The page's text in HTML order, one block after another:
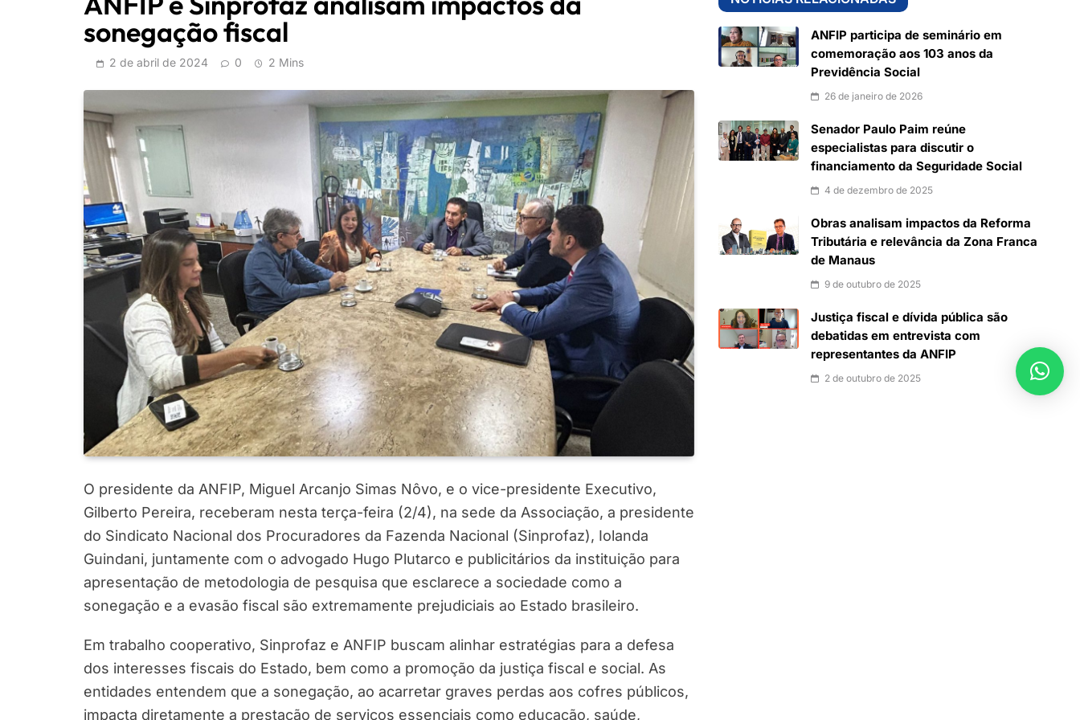
sonegação fiscal
2 de abril de 2024 0 2 Mins
O presidente da ANFIP, Miguel Arcanjo Simas Nôvo, e o vice-presidente Executivo,
Gilberto Pereira, receberam nesta terça-feira (2/4), na sede da Associação, a presidente
do Sindicato Nacional dos Procuradores da Fazenda Nacional (Sinprofaz), Iolanda
Guindani, juntamente com o advogado Hugo Plutarco e publicitários da instituição para
apresentação de metodologia de pesquisa que esclarece a sociedade como a
sonegação e a evasão fiscal são extremamente prejudiciais ao Estado brasileiro.
Em trabalho cooperativo, Sinprofaz e ANFIP buscam alinhar estratégias para a defesa
dos interesses fiscais do Estado, bem como a promoção da justiça fiscal e social. As
entidades entendem que a sonegação, ao acarretar graves perdas aos cofres públicos,
impacta diretamente a prestação de serviços essenciais como educação, saúde,
ANFIP participa de seminário em
comemoração aos 103 anos da
Previdência Social
26 de janeiro de 2026
Senador Paulo Paim reúne
especialistas para discutir o
financiamento da Seguridade Social
4 de dezembro de 2025
Obras analisam impactos da Reforma
Tributária e relevância da Zona Franca
de Manaus
9 de outubro de 2025
Justiça fiscal e dívida pública são
debatidas em entrevista com
representantes da ANFIP
2 de outubro de 2025